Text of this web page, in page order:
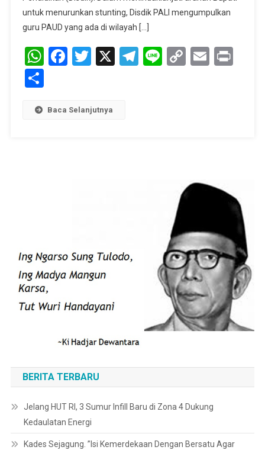
Gizi
Asuh
Anak.‎‎
untuk menurunkan stunting, Disdik PALI mengumpulkan
guru PAUD yang ada di wilayah […]
WhatsApp
Facebook
Twitter
X Telegram
LineCopyEmail
Share
Baca Selanjutnya
BERITA TERBARU
Jelang HUT RI, 3 Sumur Infill Baru di Zona 4 Dukung
Kedaulatan Energi
Kades Sejagung. ”Isi Kemerdekaan Dengan Bersatu Agar